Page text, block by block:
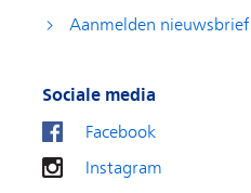
Aanmelden nieuwsbrief
Sociale media
Facebook
Instagram